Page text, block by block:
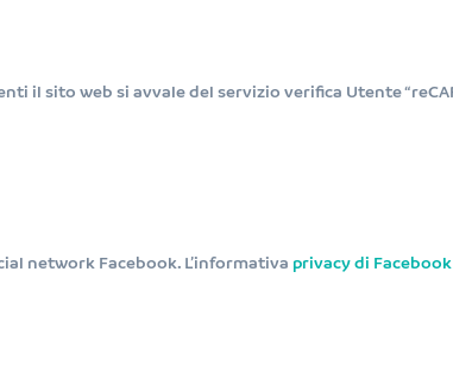
il sito web si avvale del servizio verifica Utente
network Facebook. L’informativa privacy di Facebook